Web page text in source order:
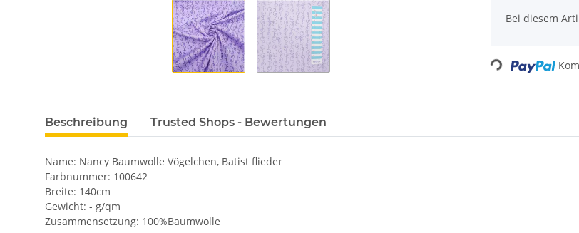
Bei diesem
Loading...
Beschreibung Trusted Shops - Bewertungen
Name: Nancy Baumwolle Vögelchen, Batist flieder
Farbnummer: 100642
Breite: 140cm
Gewicht: - g/qm
Zusammensetzung: 100%Baumwolle